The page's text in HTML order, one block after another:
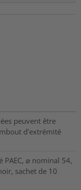
peuvent être
d'extrémité
PAEC, ⌀ nominal 54,
sachet de 10